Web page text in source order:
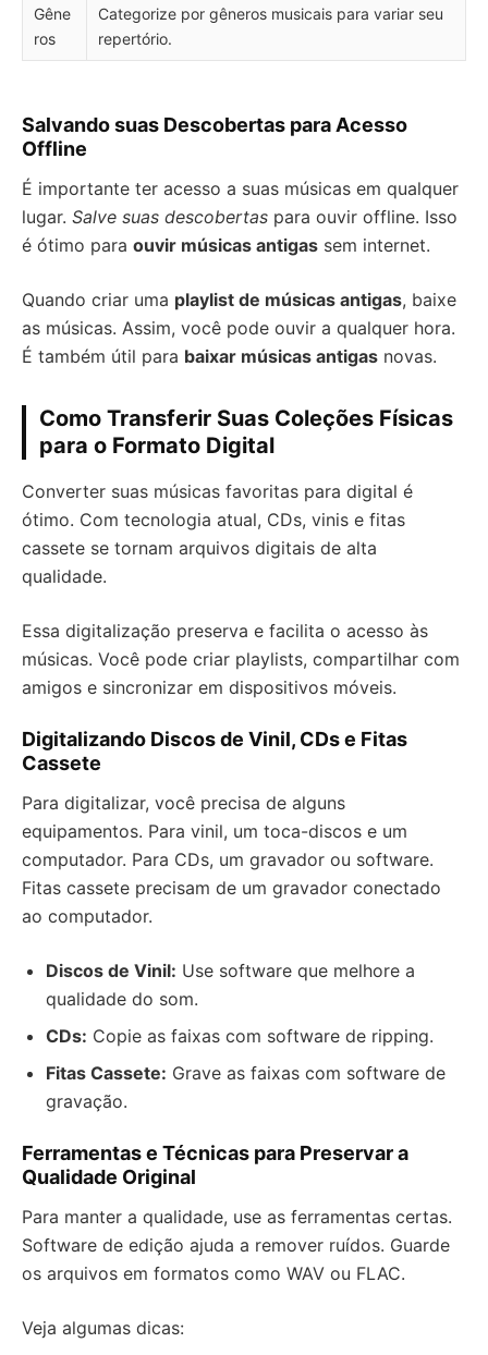
Gêne
ros
Categorize por gêneros musicais para variar seu
repertório.
Salvando suas Descobertas para Acesso
Offline
É importante ter acesso a suas músicas em qualquer
lugar. Salve suas descobertas para ouvir offline. Isso
é ótimo para ouvir músicas antigas sem internet.
Quando criar uma playlist de músicas antigas, baixe
as músicas. Assim, você pode ouvir a qualquer hora.
É também útil para baixar músicas antigas novas.
Como Transferir Suas Coleções Físicas
para o Formato Digital
Converter suas músicas favoritas para digital é
ótimo. Com tecnologia atual, CDs, vinis e fitas
cassete se tornam arquivos digitais de alta
qualidade.
Essa digitalização preserva e facilita o acesso às
músicas. Você pode criar playlists, compartilhar com
amigos e sincronizar em dispositivos móveis.
Digitalizando Discos de Vinil, CDs e Fitas
Cassete
Para digitalizar, você precisa de alguns
equipamentos. Para vinil, um toca-discos e um
computador. Para CDs, um gravador ou software.
Fitas cassete precisam de um gravador conectado
ao computador.
Discos de Vinil: Use software que melhore a
qualidade do som.
CDs: Copie as faixas com software de ripping.
Fitas Cassete: Grave as faixas com software de
gravação.
Ferramentas e Técnicas para Preservar a
Qualidade Original
Para manter a qualidade, use as ferramentas certas.
Software de edição ajuda a remover ruídos. Guarde
os arquivos em formatos como WAV ou FLAC.
Veja algumas dicas: